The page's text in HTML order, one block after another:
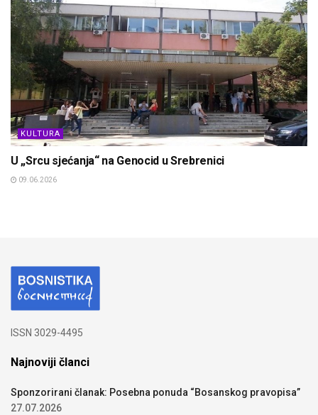
KULTURA
U „Srcu sjećanja“ na Genocid u Srebrenici
09.06.2026
ISSN 3029-4495
Najnoviji članci
Sponzorirani članak: Posebna ponuda “Bosanskog pravopisa”
27.07.2026